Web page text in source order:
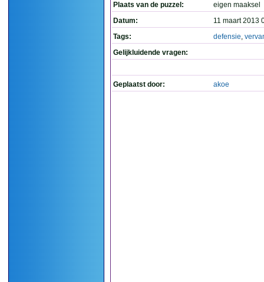
Plaats van de puzzel:
eigen maaksel
Datum:
11 maart 2013
Tags:
defensie,
Gelijkluidende vragen:
Geplaatst door: akoe